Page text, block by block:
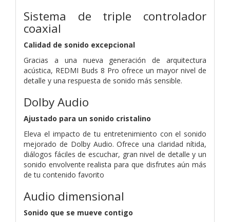
Sistema de triple controlador
coaxial
Calidad de sonido excepcional
Gracias a una nueva generación de arquitectura
acústica, REDMI Buds 8 Pro ofrece un mayor nivel de
detalle y una respuesta de sonido más sensible.
Dolby Audio
Ajustado para un sonido cristalino
Eleva el impacto de tu entretenimiento con el sonido
mejorado de Dolby Audio. Ofrece una claridad nítida,
diálogos fáciles de escuchar, gran nivel de detalle y un
sonido envolvente realista para que disfrutes aún más
de tu contenido favorito
Audio dimensional
Sonido que se mueve contigo